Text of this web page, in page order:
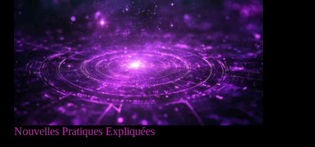
Nouvelles Pratiques Expliquées